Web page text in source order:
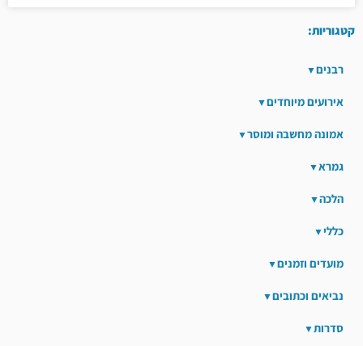
קטגוריות:
רבנים
אירועים מיוחדים
אמונה מחשבה ומוסר
גמרא
הלכה
כללי
מועדים וזמנים
נביאים וכתובים
סדרות